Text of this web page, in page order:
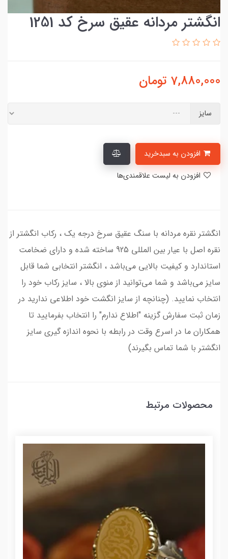
انگشتر مردانه عقیق سرخ کد 1251
7,880,000 تومان
سایز
انگشتر نقره مردانه با سنگ عقیق سرخ درجه یک ، رکاب انگشتر از
نقره اصل با عیار بین المللی 925 ساخته شده و دارای ضخامت
استاندارد و کیفیت بالایی می‌باشد ، انگشتر انتخابی شما قابل
سایز می‌باشد و شما می‌توانید از منوی بالا ، سایز رکاب خود را
انتخاب نمایید. (چنانچه از سایز انگشت خود اطلاعی ندارید در
زمان ثبت سفارش گزینه "اطلاع ندارم" را انتخاب بفرمایید تا
همکاران ما در اسرع وقت در رابطه با نحوه اندازه گیری سایز
انگشتر با شما تماس بگیرند)
محصولات مرتبط